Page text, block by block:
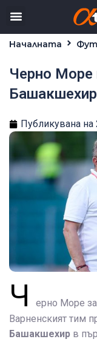
Началната
Черно Море
Башакшехир
Публикувана на
Ч
ерно Море
Варненският тим
Башакшехир в